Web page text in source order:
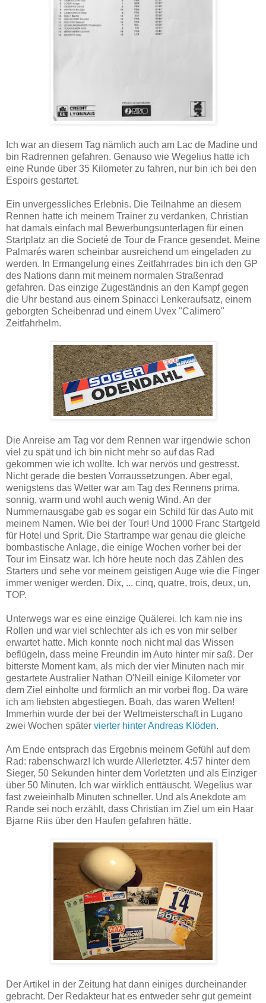
Ich war an diesem Tag nämlich auch am Lac de Madine und
bin Radrennen gefahren. Genauso wie Wegelius hatte ich
eine Runde über 35 Kilometer zu fahren, nur bin ich bei den
Espoirs gestartet.
Ein unvergessliches Erlebnis. Die Teilnahme an diesem
Rennen hatte ich meinem Trainer zu verdanken, Christian
hat damals einfach mal Bewerbungsunterlagen für einen
Startplatz an die Societé de Tour de France gesendet. Meine
Palmarés waren scheinbar ausreichend um eingeladen zu
werden. In Ermangelung eines Zeitfahrrades bin ich den GP
des Nations dann mit meinem normalen Straßenrad
gefahren. Das einzige Zugeständnis an den Kampf gegen
die Uhr bestand aus einem Spinacci Lenkeraufsatz, einem
geborgten Scheibenrad und einem Uvex "Calimero"
Zeitfahrhelm.
Die Anreise am Tag vor dem Rennen war irgendwie schon
viel zu spät und ich bin nicht mehr so auf das Rad
gekommen wie ich wollte. Ich war nervös und gestresst.
Nicht gerade die besten Vorraussetzungen. Aber egal,
wenigstens das Wetter war am Tag des Rennens prima,
sonnig, warm und wohl auch wenig Wind. An der
Nummernausgabe gab es sogar ein Schild für das Auto mit
meinem Namen. Wie bei der Tour! Und 1000 Franc Startgeld
für Hotel und Sprit. Die Startrampe war genau die gleiche
bombastische Anlage, die einige Wochen vorher bei der
Tour im Einsatz war. Ich höre heute noch das Zählen des
Starters und sehe vor meinem geistigen Auge wie die Finger
immer weniger werden. Dix, ... cinq, quatre, trois, deux, un,
TOP.
Unterwegs war es eine einzige Quälerei. Ich kam nie ins
Rollen und war viel schlechter als ich es von mir selber
erwartet hatte. Mich konnte noch nicht mal das Wissen
beflügeln, dass meine Freundin im Auto hinter mir saß. Der
bitterste Moment kam, als mich der vier Minuten nach mir
gestartete Australier Nathan O'Neill einige Kilometer vor
dem Ziel einholte und förmlich an mir vorbei flog. Da wäre
ich am liebsten abgestiegen. Boah, das waren Welten!
Immerhin wurde der bei der Weltmeisterschaft in Lugano
zwei Wochen später vierter hinter Andreas Klöden.
Am Ende entsprach das Ergebnis meinem Gefühl auf dem
Rad: rabenschwarz! Ich wurde Allerletzter. 4:57 hinter dem
Sieger, 50 Sekunden hinter dem Vorletzten und als Einziger
über 50 Minuten. Ich war wirklich enttäuscht. Wegelius war
fast zweieinhalb Minuten schneller. Und als Anekdote am
Rande sei noch erzählt, dass Christian im Ziel um ein Haar
Bjarne Riis über den Haufen gefahren hätte.
Der Artikel in der Zeitung hat dann einiges durcheinander
gebracht. Der Redakteur hat es entweder sehr gut gemeint